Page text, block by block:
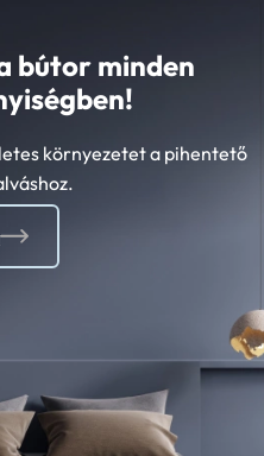
bútor minden
környezetet a pihentető